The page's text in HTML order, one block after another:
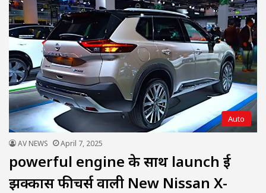
Auto
AV NEWS April 7, 2025
powerful engine के साथ launch हुई
झक्कास फीचर्स वाली New Nissan X-